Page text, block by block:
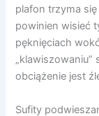
plafon trzyma
powinien wisieć
pęknięciach
„klawiszowaniu”
obciążenie jest
Sufity